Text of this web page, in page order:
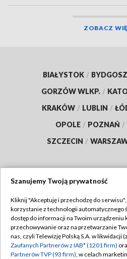
ZOBACZ
BIAŁYSTOK /
GORZÓW WLKP. /
KRAKÓW / LUBLIN /
OPOLE / POZNAŃ /
SZCZECIN /
TVP
Abonament TVP
Emisja w TVP
Polityka
Szanujemy Twoją prywatność
Kliknij "Akceptuję i przechodzę do serwisu",
korzystanie z technologii automatycznego
dostęp do informacji na Twoim urządzeniu
przechowywanie oraz na przetwarzanie
nas, czyli Telewizję Polską S.A. w likwidacji
Zaufanych Partnerów z IAB* (1201 firm)
Partnerów TVP (93 firm), w celach